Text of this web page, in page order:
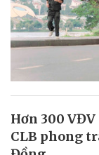
Hơn 300 VĐV
CLB phong